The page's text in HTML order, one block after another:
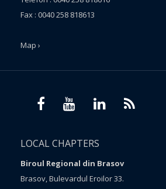
Fax : 0040 258 818613
Map ›
LOCAL CHAPTERS
Biroul Regional din Brasov
Brasov, Bulevardul Eroilor 33.